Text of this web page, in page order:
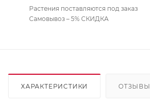
Растения поставляются под заказ
Самовывоз – 5% СКИДКА
ХАРАКТЕРИСТИКИ ОТЗЫВЫ